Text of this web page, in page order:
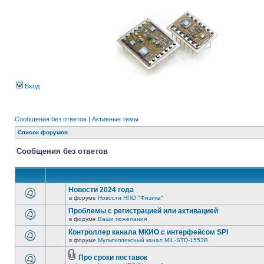
Вход
Сообщения без ответов | Активные темы
Список форумов
Сообщения без ответов
Новости 2024 года
в форуме Новости НПО "Физика"
Проблемы с регистрацией или активацией
в форуме Ваши пожелания
Контроллер канала МКИО с интерфейсом SPI
в форуме Мультиплексный канал MIL-STD-1553B
Про сроки поставок